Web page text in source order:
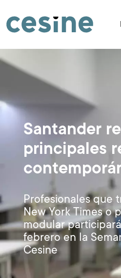
contenido
principal
Santander
principales
Profesionales que
New York Times o
modular
febrero en la
Cesine